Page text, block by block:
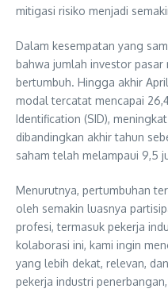
mitigasi risiko menjadi
Dalam kesempatan yang
bahwa jumlah investor pasar
bertumbuh. Hingga akhir
modal tercatat mencapai
Identification (SID),
dibandingkan akhir tahun
saham telah melampaui 9,5
Menurutnya, pertumbuhan
oleh semakin luasnya
profesi, termasuk pekerja
kolaborasi ini, kami ingin
yang lebih dekat, relevan,
pekerja industri